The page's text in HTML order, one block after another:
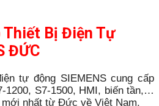
Thiết Bị Điện Tự
ĐỨC
tự động SIEMENS cung cấp
1200, S7-1500, HMI, biến tần,…
nhất từ Đức về Việt Nam.